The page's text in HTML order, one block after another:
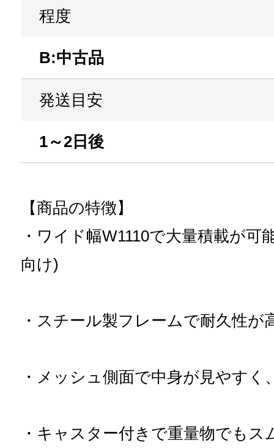
程度
B:中古品
発送目安
1～2日後
【商品の特徴】
・ワイド幅W1110で大量積載が可
向け)
・スチール製フレームで耐久性が
・メッシュ側面で中身が見やすく
・キャスター付きで重量物でもス